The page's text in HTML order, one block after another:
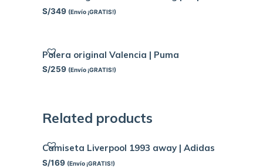
S/349 (Envío ¡GRATIS!)
Polera original Valencia | Puma
S/259 (Envío ¡GRATIS!)
Related products
Camiseta Liverpool 1993 away | Adidas
S/169 (Envío ¡GRATIS!)